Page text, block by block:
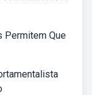
Permitem Que